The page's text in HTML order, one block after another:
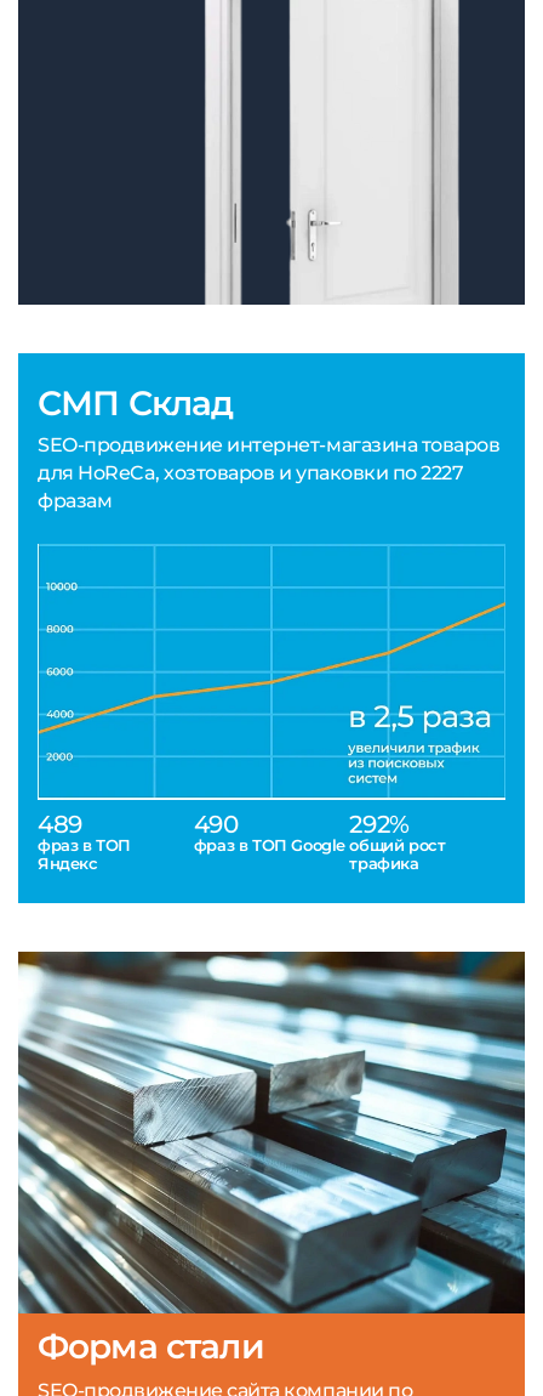
СМП Склад
SEO-продвижение интернет-магазина товаров
для HoReCa, хозтоваров и упаковки по 2227
фразам
489
фраз в ТОП
Яндекс
490
фраз в ТОП Google
292%
общий рост
трафика
Форма стали
SEO-продвижение сайта компании по